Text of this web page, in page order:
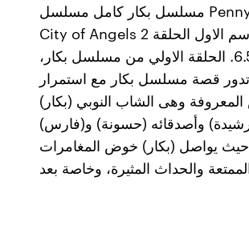
مسلسل بكار كامل مسلسل Penny Dreadful
City of Angels الموسم الاول الحلقة 2
مترجمة. 6.5. الحلقة الاولي من مسلسل بكار،
قصة مسلسل بكار مع استمرار
وهى الشاب النوبي (بكار)
وأصدقائه (حسونة) و(فارس)
يواصل (بكار) خوض المغامرات
والحداث المثيرة، وخاصة بعد